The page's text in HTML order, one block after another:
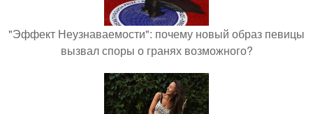
"Эффект Неузнаваемости": почему новый образ певицы
вызвал споры о гранях возможного?